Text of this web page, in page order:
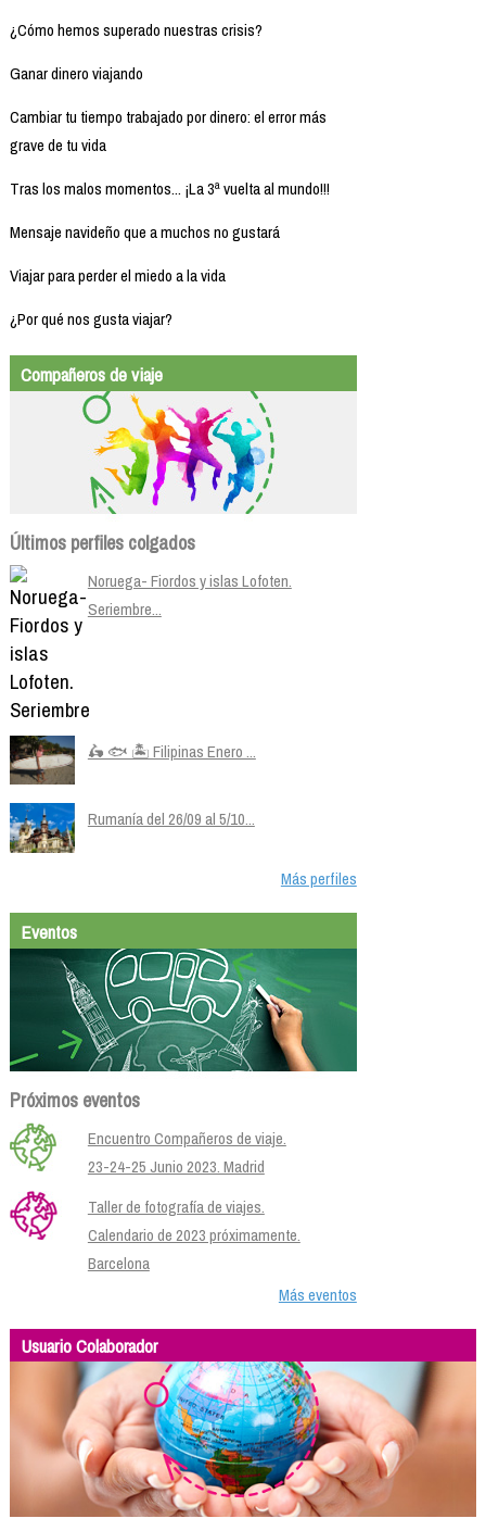
¿Cómo hemos superado nuestras crisis?
Ganar dinero viajando
Cambiar tu tiempo trabajado por dinero: el error más
grave de tu vida
Tras los malos momentos... ¡La 3ª vuelta al mundo!!!
Mensaje navideño que a muchos no gustará
Viajar para perder el miedo a la vida
¿Por qué nos gusta viajar?
Compañeros de viaje
Últimos perfiles colgados
Noruega- Fiordos y islas Lofoten.
Seriembre...
🛵 🐟 🏝️ Filipinas Enero ...
Rumanía del 26/09 al 5/10...
Más perfiles
Eventos
Próximos eventos
Encuentro Compañeros de viaje.
23-24-25 Junio 2023. Madrid
Taller de fotografía de viajes.
Calendario de 2023 próximamente.
Barcelona
Más eventos
Usuario Colaborador